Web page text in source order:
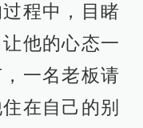
程中，目睹
他的心态一
一名老板请
在自己的别